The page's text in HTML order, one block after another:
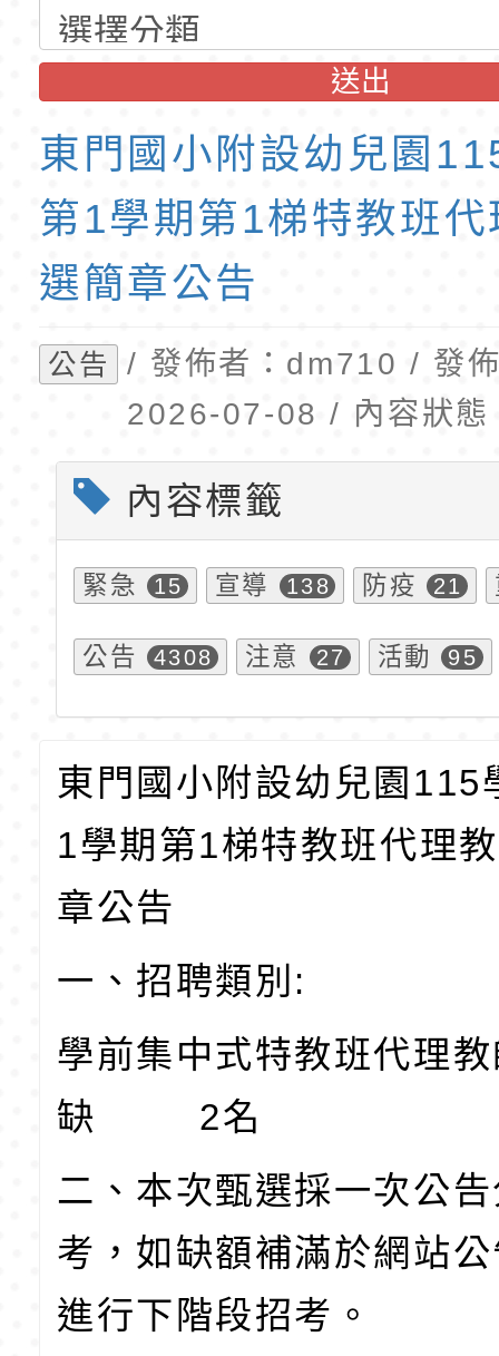
「115年食農教育專
訓練課程」，歡迎已
育專業人員資格者報
錄取公告-桃園市桃
民小學115學年度「
理人員」甄選
東門國小115學年度
梯特教代課教師甄選
公告(尚有缺額)
送出
東門國小附設幼兒園
第1學期第1梯特教班
選簡章公告
公告
/ 發佈者：dm710 / 發
2026-07-08 / 內容狀態
內容標籤
緊急 15 宣導 138 防疫 21
公告 4308 注意 27 活動 95
東門國小附設幼兒園115
1學期第1梯特教班代理
章公告
一、招聘類別:
學前集中式特教班代理
缺 2名
二、本次甄選採一次公
考，如缺額補滿於網站
進行下階段招考。